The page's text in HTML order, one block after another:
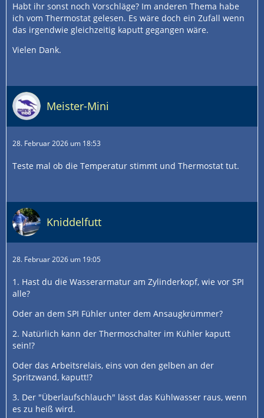
Habt ihr sonst noch Vorschläge? Im anderen Thema habe
ich vom Thermostat gelesen. Es wäre doch ein Zufall wenn
das irgendwie gleichzeitig kaputt gegangen wäre.
Vielen Dank.
Meister-Mini
28. Februar 2026 um 18:53
Teste mal ob die Temperatur stimmt und Thermostat tut.
Kniddelfutt
28. Februar 2026 um 19:05
1. Hast du die Wasserarmatur am Zylinderkopf, wie vor SPI
alle?
Oder an dem SPI Fühler unter dem Ansaugkrümmer?
2. Natürlich kann der Thermoschalter im Kühler kaputt
sein!?
Oder das Arbeitsrelais, eins von den gelben an der
Spritzwand, kaputt!?
3. Der "Überlaufschlauch" lässt das Kühlwasser raus, wenn
es zu heiß wird.